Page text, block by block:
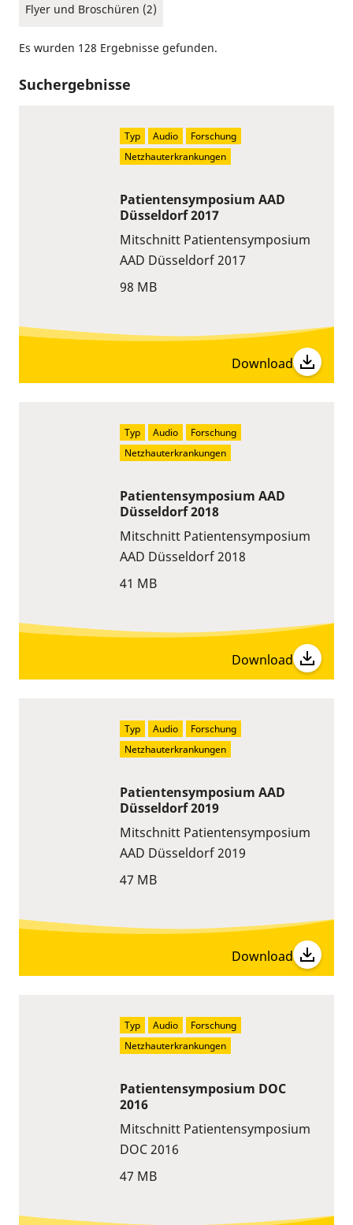
Flyer und Broschüren (2)
Es wurden 128 Ergebnisse gefunden.
Suchergebnisse
Patientensymposium AAD
Düsseldorf 2017
Mitschnitt Patientensymposium
AAD Düsseldorf 2017
98 MB
Typ Audio
Forschung
Netzhauterkrankungen
Download
Patientensymposium AAD
Düsseldorf 2018
Mitschnitt Patientensymposium
AAD Düsseldorf 2018
41 MB
Typ Audio
Forschung
Netzhauterkrankungen
Download
Patientensymposium AAD
Düsseldorf 2019
Mitschnitt Patientensymposium
AAD Düsseldorf 2019
47 MB
Typ Audio
Forschung
Netzhauterkrankungen
Download
Patientensymposium DOC
2016
Mitschnitt Patientensymposium
DOC 2016
47 MB
Typ Audio
Forschung
Netzhauterkrankungen